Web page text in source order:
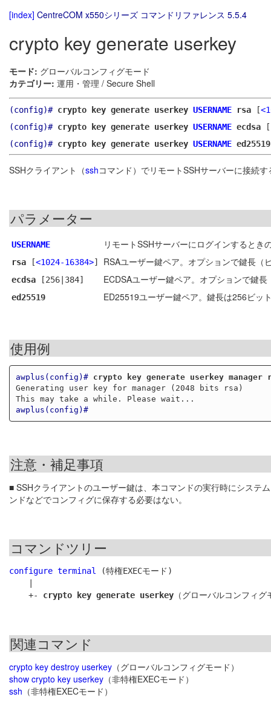
[index] CentreCOM x550シリーズ コマンドリファレンス 5.5.4
crypto key generate userkey
モード: グローバルコンフィグモード
カテゴリー: 運用・管理 / Secure Shell
(config)# crypto key generate userkey USERNAME rsa [
(config)# crypto key generate userkey USERNAME ecdsa
(config)# crypto key generate userkey USERNAME ed25519
SSHクライアント（sshコマンド）でリモートSSHサーバーに接続
パラメーター
USERNAME リモートSSHサーバーにログインするとき
rsa [<1024-16384>] RSAユーザー鍵ペア。オプションで鍵長
ecdsa [256|384] ECDSAユーザー鍵ペア。オプションで鍵
ed25519 ED25519ユーザー鍵ペア。鍵長は256ビッ
使用例
awplus(config)#
crypto key generate userkey manager
Generating user key for manager (2048 bits rsa)
awplus(config)#
注意・補足事項
■ SSHクライアントのユーザー鍵は、本コマンドの実行時にシステ
ンドなどでコンフィグに保存する必要はない。
コマンドツリー
configure terminal
(特権EXECモード)
    +-
crypto key generate userkey
関連コマンド
crypto key destroy userkey （グローバルコンフィグモード）
show crypto key userkey （非特権EXECモード）
ssh （非特権EXECモード）